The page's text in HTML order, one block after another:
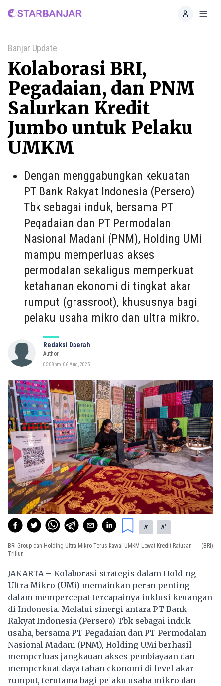
Home
Banjar Update
Kolaborasi BRI,
Pegadaian, dan PNM
Salurkan Kredit
Jumbo untuk Pelaku
UMKM
Dengan menggabungkan kekuatan
PT Bank Rakyat Indonesia (Persero)
Tbk sebagai induk, bersama PT
Pegadaian dan PT Permodalan
Nasional Madani (PNM), Holding UMi
mampu memperluas akses
permodalan sekaligus memperkuat
ketahanan ekonomi di tingkat akar
rumput (grassroot), khususnya bagi
pelaku usaha mikro dan ultra mikro.
Redaksi Daerah
Author
05:08pm, 06 Aug, 2025
A- A+
BRI Group dan Holding Ultra Mikro Terus Kawal UMKM Lewat Kredit Ratusan
Triliun
(BRI)
JAKARTA – Kolaborasi strategis dalam Holding
Ultra Mikro (UMi) memainkan peran penting
dalam mempercepat tercapainya inklusi keuangan
di Indonesia. Melalui sinergi antara PT Bank
Rakyat Indonesia (Persero) Tbk sebagai induk
usaha, bersama PT Pegadaian dan PT Permodalan
Nasional Madani (PNM), Holding UMi berhasil
memperluas jangkauan akses pembiayaan dan
memperkuat daya tahan ekonomi di level akar
rumput, terutama bagi pelaku usaha mikro dan